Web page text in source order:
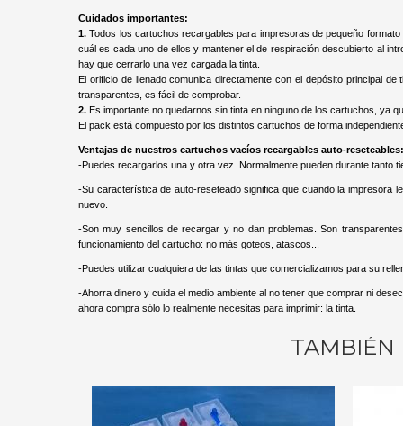
Cuidados importantes:
1.Todos los cartuchos recargables para impresoras de pequeño
cuál es cada uno de ellos y mantener el de respiración descubierto al
hay que cerrarlo una vez cargada la tinta.
El orificio de llenado comunica directamente con el depósito principal
transparentes, es fácil de comprobar.
2. Es importante no quedarnos sin tinta en ninguno de los cartuchos, ya
El pack está compuesto por los distintos cartuchos de forma
Ventajas de nuestros cartuchos vacíos recargables auto-reseteables:
-Puedes recargarlos una y otra vez. Normalmente pueden durante tanto
-Su característica de auto-reseteado significa que cuando la impresora
nuevo.
-Son muy sencillos de recargar y no dan problemas. Son
funcionamiento del cartucho: no más goteos, atascos...
-Puedes utilizar cualquiera de las tintas que comercializamos para su
-Ahorra dinero y cuida el medio ambiente al no tener que comprar ni
ahora compra sólo lo realmente necesitas para imprimir: la tinta.
TAMBIÉN